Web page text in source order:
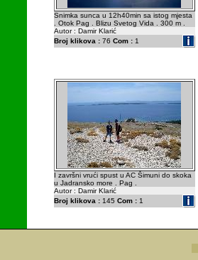
Snimka sunca u 12h40min sa istog mjesta
. Otok Pag . Blizu Svetog Vida . 300 m .
Autor : Damir Klarić
Broj klikova :76 Com :1
I završni vrući spust u AC Šimuni do skoka
u Jadransko more . Pag .
Autor : Damir Klarić
Broj klikova :145 Com :1